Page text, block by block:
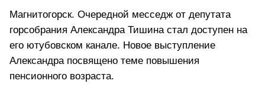
Магнитогорск. Очередной месседж от депутата
горсобрания Александра Тишина стал доступен на
его ютубовском канале. Новое выступление
Александра посвящено теме повышения
пенсионного возраста.